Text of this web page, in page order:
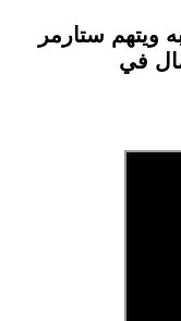
ويتهم ستارمر
في